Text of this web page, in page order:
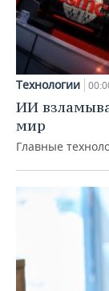
Технологии
ИИ
мир
Главные